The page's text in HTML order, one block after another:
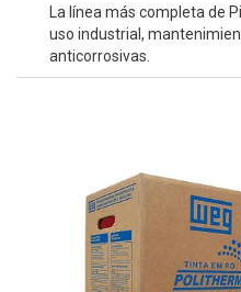
La línea más completa de
uso industrial,
anticorrosivas.